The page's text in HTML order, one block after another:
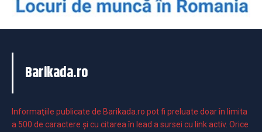
Barikada.ro
Informaţiile publicate de Barikada.ro pot fi preluate doar în limita
a 500 de caractere şi cu citarea în lead a sursei cu link activ. Orice